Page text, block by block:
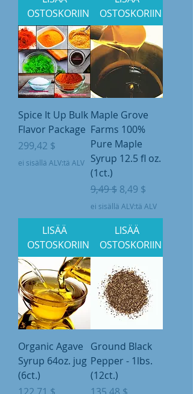
OSTOSKORIIN
OSTOSKORIIN
Spice It Up Bulk
Flavor Package
Hinta
299,42 $
ei sisällä ALV:tä ALV
LISÄÄ
OSTOSKORIIN
Maple Grove
Farms 100%
Pure Maple
Syrup 12.5 fl oz.
(1ct.)
Normaali hinta
9,49 $ Alehinta
8,49 $
ei sisällä ALV:tä ALV
LISÄÄ
OSTOSKORIIN
Organic Agave
Syrup 64oz. jug
(6ct.)
Hinta
Ground Black
Pepper - 1lbs.
(12ct.)
Hinta